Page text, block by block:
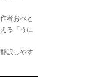
者おべと
る「うに
訳しやす